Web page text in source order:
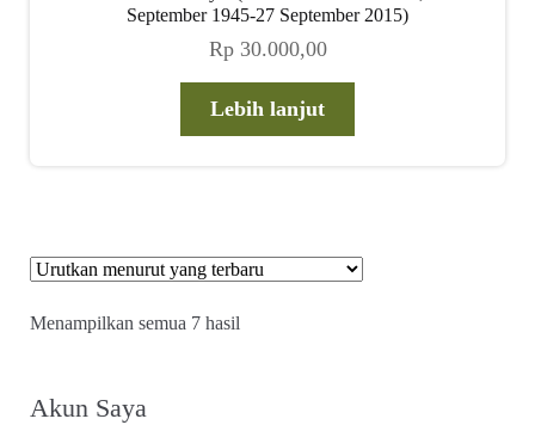
September 1945-27 September 2015)
Rp30.000,00
Lebih lanjut
Menampilkan semua 7 hasil
Akun Saya